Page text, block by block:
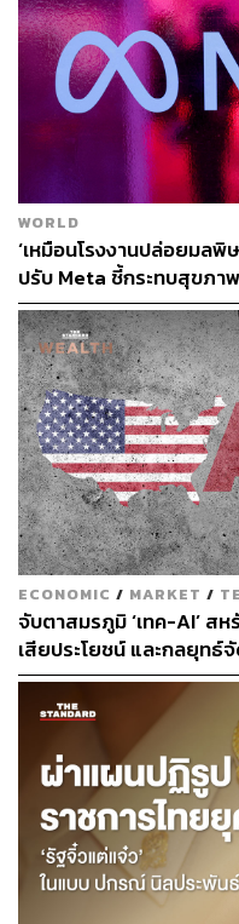
WORLD
‘เหมือนโรงงานปล่อยมลพิ
ปรับ Meta ชี้กระทบสุขภา
ECONOMIC / MARKET /
จับตาสมรภูมิ ‘เทค-AI’ ส
เสียประโยชน์ และกลยุท
5 ปีข้างหน้า